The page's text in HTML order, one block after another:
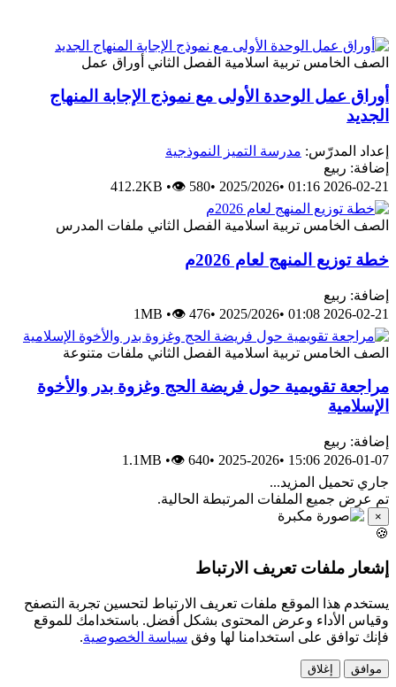
الصف الخامس تربية اسلامية الفصل الثاني أوراق عمل
أوراق عمل الوحدة الأولى مع نموذج الإجابة المنهاج
الجديد
إعداد المدرّس: مدرسة التميز النموذجية
إضافة: ربيع
2026-02-21 01:16
•
2025/2026
•
412.2KB •👁 580
الصف الخامس تربية اسلامية الفصل الثاني ملفات المدرس
خطة توزيع المنهج لعام 2026م
إضافة: ربيع
2026-02-21 01:08
•
2025/2026
•
1MB •👁 476
الصف الخامس تربية اسلامية الفصل الثاني ملفات متنوعة
مراجعة تقويمية حول فريضة الحج وغزوة بدر والأخوة
الإسلامية
إضافة: ربيع
2026-01-07 15:06
•
2025-2026
•
1.1MB •👁 640
جاري تحميل المزيد...
تم عرض جميع الملفات المرتبطة الحالية.
×
🍪
إشعار ملفات تعريف الارتباط
يستخدم هذا الموقع ملفات تعريف الارتباط لتحسين تجربة التصفح
وقياس الأداء وعرض المحتوى بشكل أفضل. باستخدامك للموقع
فإنك توافق على استخدامنا لها وفق سياسة الخصوصية.
موافق إغلاق